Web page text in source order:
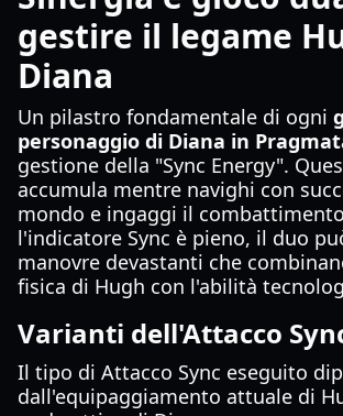
gestire il legame
Diana
Un pilastro fondamentale di ogni
personaggio di Diana in
gestione della "Sync Energy".
accumula mentre navighi con
mondo e ingaggi il
l'indicatore Sync è pieno, il duo
manovre devastanti che
fisica di Hugh con l'abilità
Varianti dell'Attacco
Il tipo di Attacco Sync eseguito
dall'equipaggiamento attuale di